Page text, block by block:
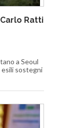
Ratti
a Seoul
sostegni